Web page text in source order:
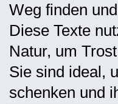
Weg finden
Diese Texte
Natur, um
Sie sind ideal,
schenken und